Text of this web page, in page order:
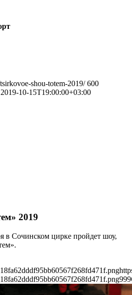
shou-totem-2019/ 600
2019-10-15T19:00:00+03:00
2019
в Сочинском цирке пройдет шоу,
999